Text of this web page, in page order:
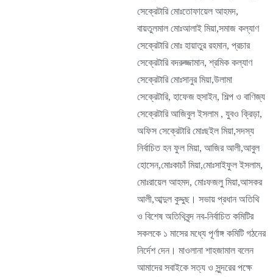
সেক্রেটারি মোঃতোফায়েল আহমদ,
বায়তুলমাল মোঃআলাই মিয়া,সমাজ কল্যাণ
সেক্রেটারি মোঃ হায়াতুর রহমান, প্রচার
সেক্রেটারি বদরুজ্জামান, শ্রমিক কল্যাণ
সেক্রেটারি মোঃসানুর মিয়া,উলামা
সেক্রেটারি, হাফেজ হুসাইন, শিল্প ও বাণিজ্য
সেক্রেটারি আজিবুল ইসলাম , যুবও ক্রিড়া,
অফিস সেক্রেটারি মোঃছইল মিয়া,সদস্য
নির্বাচিত হন ফুল মিয়া, আজির আলী,আবুল
হোসেন,মোঃকাচাঁ মিয়া,মোঃসাইফুল ইসলাম,
মোঃরায়েল আহমদ, মোঃফজলু মিয়া,আসকর
আলী,আব্দুল কুদ্দুছ। সভায় প্রধান অতিথি
ও বিশেষ অতিথিবৃন্দ নব-নির্বাচিত কমিটির
সকলকে ১ মাসের মধ্যে পূর্ণাঙ্গ কমিটি গঠনের
নির্দেশ দেন। মাওলানা শাহজামাল বলেন
আমাদের সবাইকে সত্য ও সুন্দরের পক্ষে